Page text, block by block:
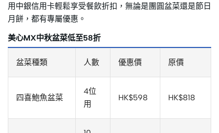
用中銀信用卡輕鬆享受餐飲折扣，無論是團圓盆菜還是節日
月餅，都有專屬優惠。
美心MX中秋盆菜低至58折
盆菜種類 人數 優惠價 原價
四喜鮑魚盆菜
4位
用
HK$598 HK$818